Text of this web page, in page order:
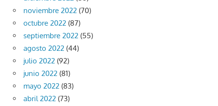
noviembre 2022 (70)
octubre 2022 (87)
septiembre 2022 (55)
agosto 2022 (44)
julio 2022 (92)
junio 2022 (81)
mayo 2022 (83)
abril 2022 (73)